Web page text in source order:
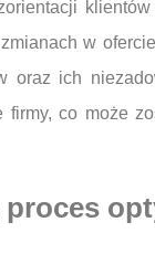
w
oraz ich
firmy, co może